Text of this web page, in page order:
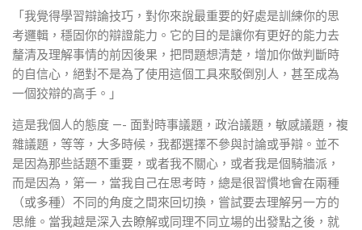
「我覺得學習辯論技巧，對你來說最重要的好處是訓練你的思
考邏輯，穩固你的辯證能力。它的目的是讓你有更好的能力去
釐清及理解事情的前因後果，把問題想清楚，增加你做判斷時
的自信心，絕對不是為了使用這個工具來駁倒別人，甚至成為
一個狡辯的高手。」
這是我個人的態度 —- 面對時事議題，政治議題，敏感議題，複
雜議題，等等，大多時候，我都選擇不參與討論或爭辯。並不
是因為那些話題不重要，或者我不關心，或者我是個騎牆派，
而是因為，第一，當我自己在思考時，總是很習慣地會在兩種
（或多種）不同的角度之間來回切換，嘗試要去理解另一方的
思維。當我越是深入去瞭解或同理不同立場的出發點之後，就